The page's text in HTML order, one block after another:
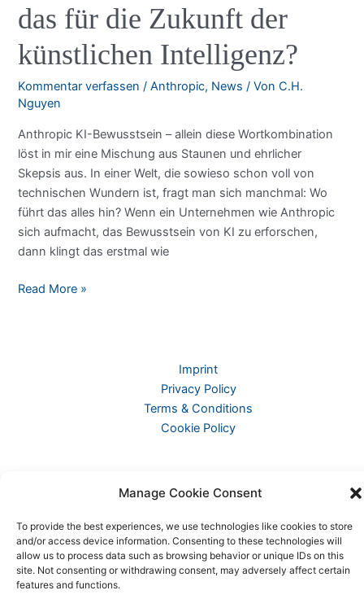
Manage Cookie Consent
To provide the best experiences, we use technologies like cookies to store
and/or access device information. Consenting to these technologies will
allow us to process data such as browsing behavior or unique IDs on this
site. Not consenting or withdrawing consent, may adversely affect certain
features and functions.
das für die Zukunft der
künstlichen Intelligenz?
Kommentar verfassen /Anthropic, News / VonC.H.
Nguyen
Anthropic KI-Bewusstsein – allein diese Wortkombination
löst in mir eine Mischung aus Staunen und ehrlicher
Skepsis aus. In einer Welt, die sowieso schon voll von
technischen Wundern ist, fragt man sich manchmal: Wo
führt das alles hin? Wenn ein Unternehmen wie Anthropic
sich aufmacht, das Bewusstsein von KI zu erforschen,
dann klingt das erstmal wie
Die
Zukunft
der
künstlichen
Intelligenz?
Read More »
Imprint
Privacy Policy
Terms & Conditions
Cookie Policy